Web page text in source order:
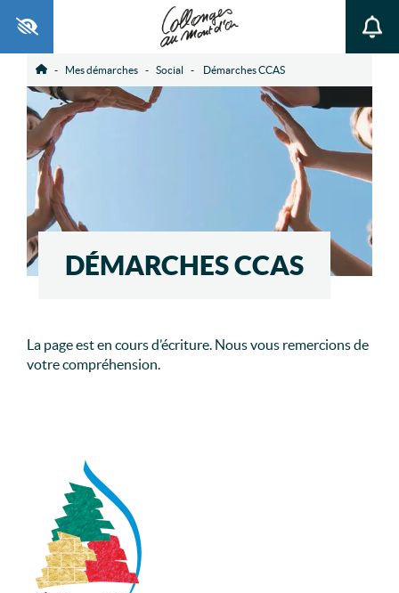
Mes démarches Social Démarches CCAS
DÉMARCHES CCAS
La page est en cours d’écriture. Nous vous remercions de
votre compréhension.
Ouvrir la barre d’outils